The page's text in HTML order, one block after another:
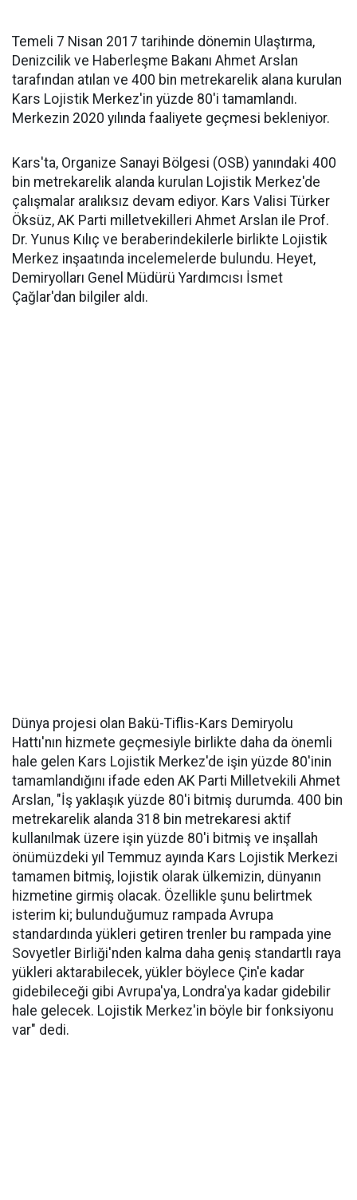
Temeli 7 Nisan 2017 tarihinde dönemin Ulaştırma,
Denizcilik ve Haberleşme Bakanı Ahmet Arslan
tarafından atılan ve 400 bin metrekarelik alana kurulan
Kars Lojistik Merkez'in yüzde 80'i tamamlandı.
Merkezin 2020 yılında faaliyete geçmesi bekleniyor.
Kars'ta, Organize Sanayi Bölgesi (OSB) yanındaki 400
bin metrekarelik alanda kurulan Lojistik Merkez'de
çalışmalar aralıksız devam ediyor. Kars Valisi Türker
Öksüz, AK Parti milletvekilleri Ahmet Arslan ile Prof.
Dr. Yunus Kılıç ve beraberindekilerle birlikte Lojistik
Merkez inşaatında incelemelerde bulundu. Heyet,
Demiryolları Genel Müdürü Yardımcısı İsmet
Çağlar'dan bilgiler aldı.
Dünya projesi olan Bakü-Tiflis-Kars Demiryolu
Hattı'nın hizmete geçmesiyle birlikte daha da önemli
hale gelen Kars Lojistik Merkez'de işin yüzde 80'inin
tamamlandığını ifade eden AK Parti Milletvekili Ahmet
Arslan, "İş yaklaşık yüzde 80'i bitmiş durumda. 400 bin
metrekarelik alanda 318 bin metrekaresi aktif
kullanılmak üzere işin yüzde 80'i bitmiş ve inşallah
önümüzdeki yıl Temmuz ayında Kars Lojistik Merkezi
tamamen bitmiş, lojistik olarak ülkemizin, dünyanın
hizmetine girmiş olacak. Özellikle şunu belirtmek
isterim ki; bulunduğumuz rampada Avrupa
standardında yükleri getiren trenler bu rampada yine
Sovyetler Birliği'nden kalma daha geniş standartlı raya
yükleri aktarabilecek, yükler böylece Çin'e kadar
gidebileceği gibi Avrupa'ya, Londra'ya kadar gidebilir
hale gelecek. Lojistik Merkez'in böyle bir fonksiyonu
var" dedi.